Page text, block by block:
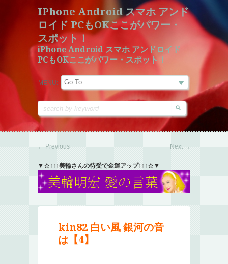
IPhone Android スマホ アンド
ロイド PCもOKここがパワー・
スポット！
iPhone Android スマホ アンドロイド
PCもOKここがパワー・スポット！
MENU:
← Previous Next →
▼☆↑↑↑美輪さんの待受で金運アップ↑↑↑☆▼
kin82 白い風 銀河の音
は【4】